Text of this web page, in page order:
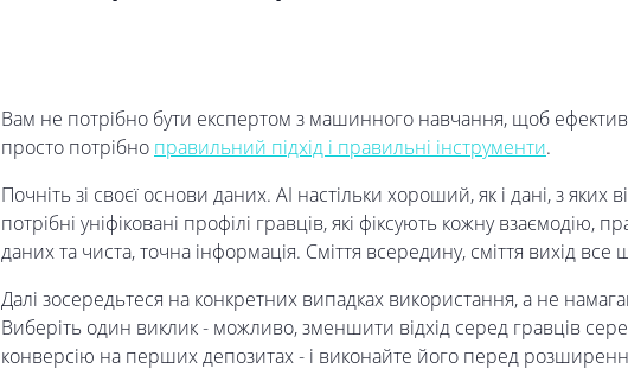
Вам не потрібно бути експертом з машинного навчання, щоб
просто потрібно правильний підхід і правильні інструменти.
Почніть зі своєї основи даних. AI настільки хороший, як і дані, з яких
потрібні уніфіковані профілі гравців, які фіксують кожну взаємодію,
даних та чиста, точна інформація. Сміття всередину, сміття вихід все
Далі зосередьтеся на конкретних випадках використання, а не
Виберіть один виклик - можливо, зменшити відхід серед гравців
конверсію на перших депозитах - і виконайте його перед